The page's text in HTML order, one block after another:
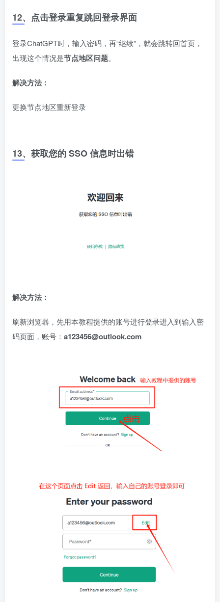
12、点击登录重复跳回登录界面
登录ChatGPT时，输入密码，再“继续”，就会跳转回首页，
出现这个情况是节点地区问题。
解决方法：
更换节点地区重新登录
13、获取您的 SSO 信息时出错
解决方法：
刷新浏览器，先用本教程提供的账号进行登录进入到输入密
码页面，账号： a123456@outlook.com